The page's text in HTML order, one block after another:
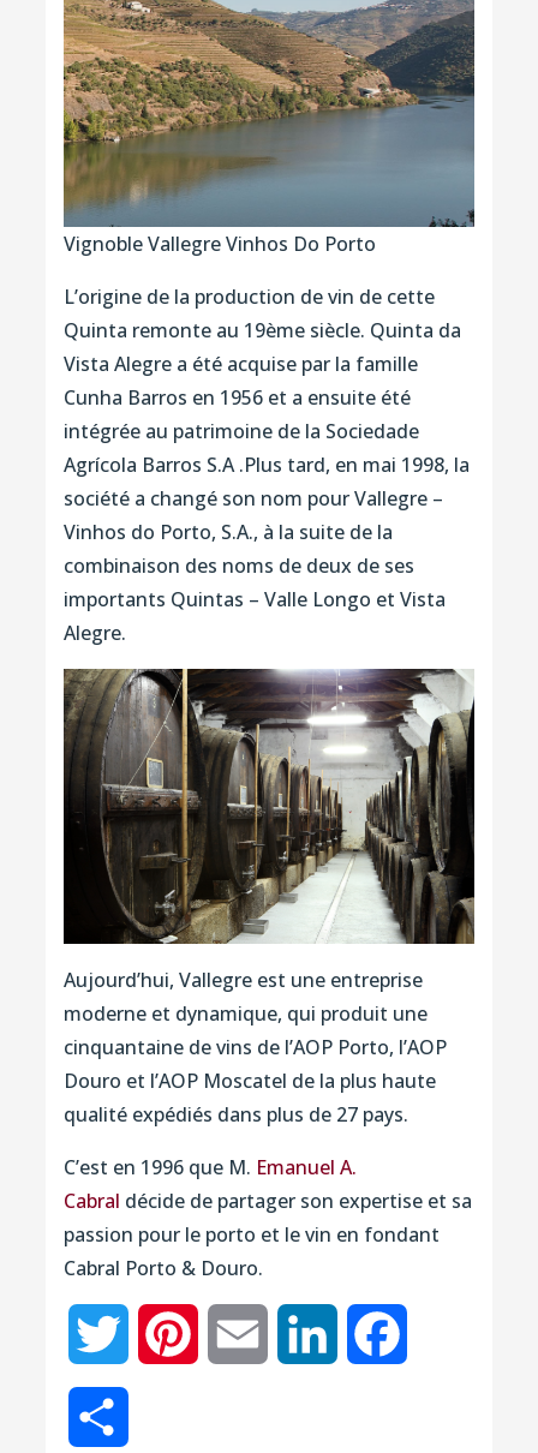
Vignoble Vallegre Vinhos Do Porto
L’origine de la production de vin de cette
Quinta remonte au 19ème siècle. Quinta da
Vista Alegre a été acquise par la famille
Cunha Barros en 1956 et a ensuite été
intégrée au patrimoine de la Sociedade
Agrícola Barros S.A .Plus tard, en mai 1998, la
société a changé son nom pour Vallegre –
Vinhos do Porto, S.A., à la suite de la
combinaison des noms de deux de ses
importants Quintas – Valle Longo et Vista
Alegre.
Aujourd’hui, Vallegre est une entreprise
moderne et dynamique, qui produit une
cinquantaine de vins de l’AOP Porto, l’AOP
Douro et l’AOP Moscatel de la plus haute
qualité expédiés dans plus de 27 pays.
C’est en 1996 que M. Emanuel A.
Cabral décide de partager son expertise et sa
passion pour le porto et le vin en fondant
Cabral Porto & Douro.
Twitter Pinterest Email LinkedIn